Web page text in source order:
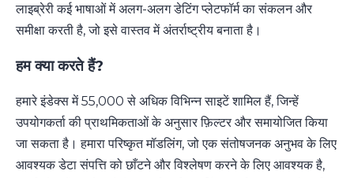
लाइब्रेरी कई भाषाओं में अलग-अलग डेटिंग प्लेटफॉर्म का संकलन और
समीक्षा करती है, जो इसे वास्तव में अंतर्राष्ट्रीय बनाता है।
हम क्या करते हैं?
हमारे इंडेक्स में 55,000 से अधिक विभिन्न साइटें शामिल हैं, जिन्हें
उपयोगकर्ता की प्राथमिकताओं के अनुसार फ़िल्टर और समायोजित किया
जा सकता है। हमारा परिष्कृत मॉडलिंग, जो एक संतोषजनक अनुभव के लिए
आवश्यक डेटा संपत्ति को छाँटने और विश्लेषण करने के लिए आवश्यक है,